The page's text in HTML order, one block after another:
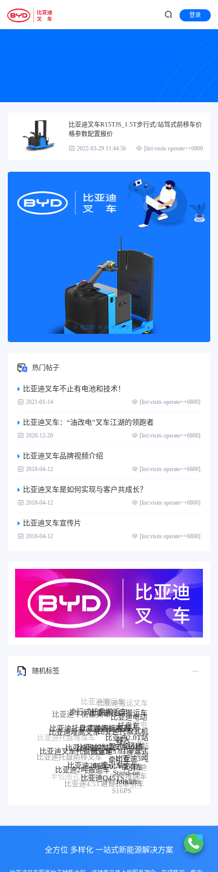
登录
比亚迪叉车R15TJS_1.5T步行式/站驾式前移车价
格参数配置报价
2022-03-29 11:44:56 [list:visits operate=+6800]
热门帖子
比亚迪叉车不止有电池和技术！
2021-01-14 [list:visits operate=+6800]
比亚迪叉车：“油改电”叉车江湖的领跑者
2020-12-20 [list:visits operate=+6800]
比亚迪叉车品牌视频介绍
2018-04-12 [list:visits operate=+6800]
比亚迪叉车是如何实现与客户共成长？
2018-04-12 [list:visits operate=+6800]
比亚迪叉车宣传片
2018-04-12 [list:visits operate=+6800]
随机标签
比亚迪平衡重叉车
步行式托盘搬运车
比亚迪托盘搬运车
比亚迪电动
托盘车锂电
搬运
车
比亚迪托盘堆垛车
比亚迪堆高叉车
比亚迪托盘式搬运机器人
比亚迪搬运机器人
比亚迪托盘式机
器人
比亚迪2.0T站
驾式牵引车
比亚迪站
驾式牵引
车
比亚迪托盘前移叉车
比亚迪叉车托盘搬运车
比亚迪堆垛叉车
比亚迪堆垛叉车价格
比亚迪3.0T座驾式
牵引车
比亚迪3吨
牵引车
比亚迪
堆垛车
比亚迪
P30S
比亚迪仓储叉车
半包围式托盘搬运车
比亚迪2吨搬运车
比亚迪25T牵引车
电动AGV叉车
Stand-on
forklift
BYD forklift
S16PS
比亚迪4.5T站驾式牵引车
比亚迪Q45TS
全方位 多样化 一站式新能源解决方案